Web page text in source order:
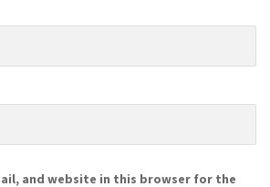
and website in this browser for the